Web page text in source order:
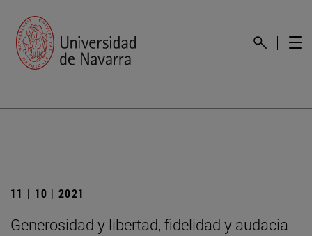
11 | 10 | 2021
Generosidad y libertad, fidelidad y audacia